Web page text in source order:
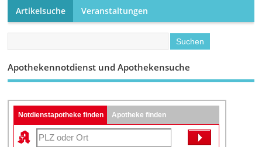
Artikelsuche Veranstaltungen
Apothekennotdienst und Apothekensuche
Notdienstapotheke finden Apotheke finden